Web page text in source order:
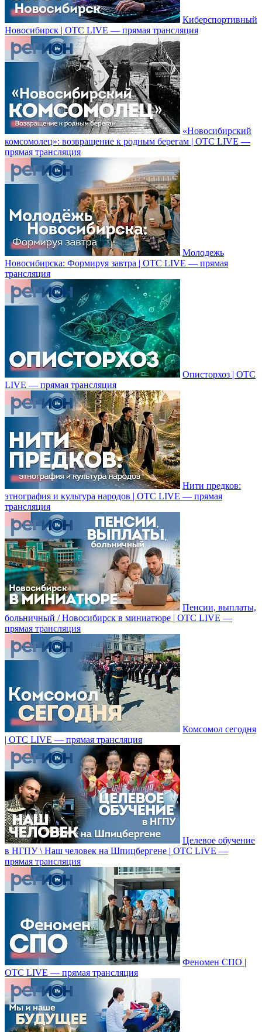
Киберспортивный
Новосибирск | ОТС LIVE — прямая трансляция
«Новосибирский
комсомолец»: возвращение к родным берегам | ОТС LIVE —
прямая трансляция
Молодежь
Новосибирска: Формируя завтра | ОТС LIVE — прямая
трансляция
Описторхоз | ОТС
LIVE — прямая трансляция
Нити предков:
этнография и культура народов | ОТС LIVE — прямая
трансляция
Пенсии, выплаты,
больничный / Новосибирск в миниатюре | ОТС LIVE —
прямая трансляция
Комсомол сегодня
| ОТС LIVE — прямая трансляция
Целевое обучение
в НГПУ \ Наш человек на Шпицбергене | ОТС LIVE —
прямая трансляция
Феномен СПО |
ОТС LIVE — прямая трансляция